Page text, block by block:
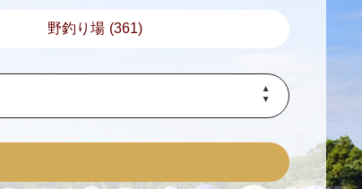
野釣り場 (361)